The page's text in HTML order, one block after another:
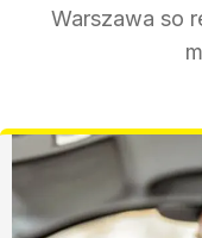
Warszawa so